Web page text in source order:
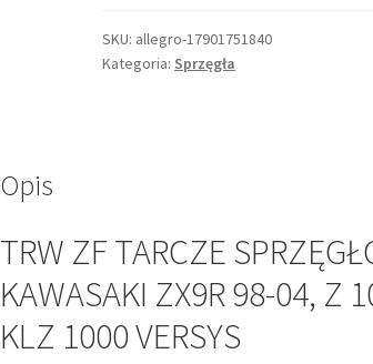
SPRZĘGŁOWE
KAWASAKI
15,
KLZ
VERSYS
SKU: allegro-17901751840
Kategoria: Sprzęgła
Opis
TRW ZF TARCZE
KAWASAKI ZX9R 98-04, Z
KLZ 1000 VERSYS